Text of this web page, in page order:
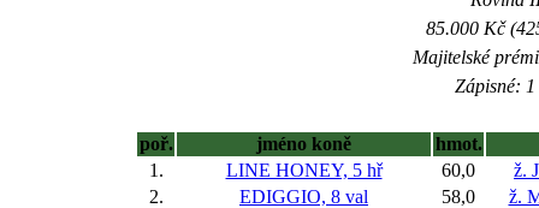
85.000 Kč
Majitelské
Zápisné:
poř. jméno koně
hmot.
1.
LINE HONEY, 5 hř 60,0
ž.
2.
EDIGGIO, 8 val 58,0
ž.